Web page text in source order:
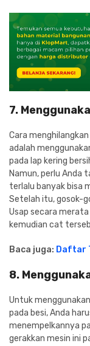
7.
Cara
adalah
pada lap kering
Namun, perlu Anda
terlalu banyak bisa
Setelah itu, gosok-
Usap secara
kemudian cat
Baca juga: Daftar
8.
Untuk
pada besi, Anda
menempelkannya
gerakkan mesin ini